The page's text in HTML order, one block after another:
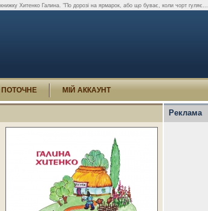
книжку Хитенко Галина. "По дорозі на ярмарок, або що буває, коли чорт гуляє...
ПОТОЧНЕ МІЙ АККАУНТ
Реклама